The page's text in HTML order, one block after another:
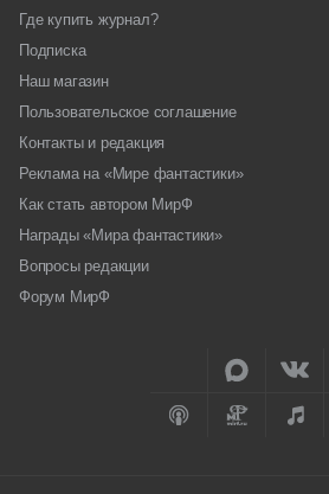
Где купить журнал?
Подписка
Наш магазин
Пользовательское соглашение
Контакты и редакция
Реклама на «Мире фантастики»
Как стать автором МирФ
Награды «Мира фантастики»
Вопросы редакции
Форум МирФ